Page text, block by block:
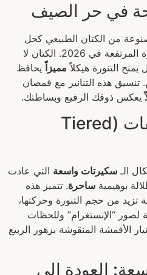
في حر الصيف
من الكتان الطبيعي كحل
لمواجهة درجات الحرارة المرتفعة في 2026. الكتان لا
التنورة هيكلاً مميزاً يحافظ
تنسيق هذه التنانير مع قمصان
يعكس ذوقك الرفيع وبساطتك.
موضة تنانير الطبقات (Tiered
الـ سكيرتات واسعة التي عادت
بوهيمية ساحرة. تتميز هذه
من حجم التنورة وحركتها،
لصور “الإنستغرام” وللحظات
الأقمشة المنقوشة بزهور الربيع
العودة إلى